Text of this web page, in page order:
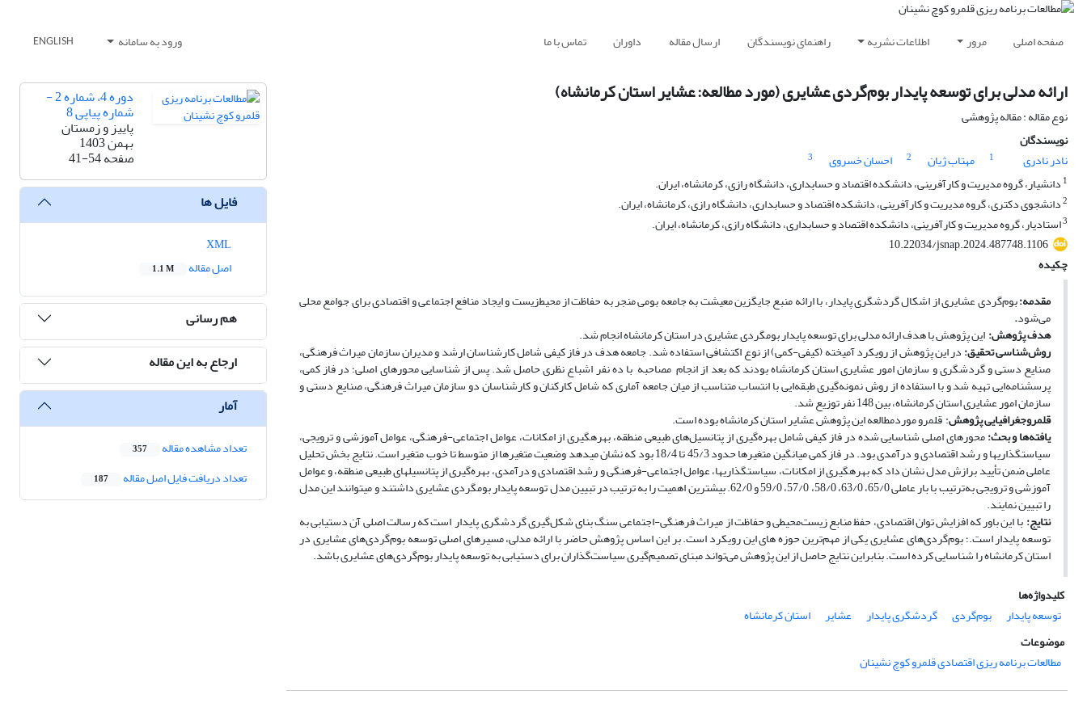
صفحه اصلی مرور اطلاعات نشریه راهنمای نویسندگان ارسال مقاله داوران تماس با ما ورود به سامانه ENGLISH
ارائه مدلی برای توسعه پایدار بوم‌گردی عشایری (مورد مطالعه: عشایر استان کرمانشاه)
نوع مقاله : مقاله پژوهشی
نویسندگان
نادر نادری
1 مهتاب ژیان 2 احسان خسروی
3
1 دانشیار، گروه مدیریت و کارآفرینی، دانشکده اقتصاد و حسابداری، دانشگاه رازی، کرمانشاه، ایران.
2دانشجوی دکتری، گروه مدیریت و کارآفرینی، دانشکده اقتصاد و حسابداری، دانشگاه رازی، کرمانشاه، ایران.
3استادیار، گروه مدیریت و کارآفرینی، دانشکده اقتصاد و حسابداری، دانشگاه رازی، کرمانشاه، ایران.
10.22034/jsnap.2024.487748.1106
چکیده
مقدمه:بوم‌گردی عشایری از اشکال گردشگری پایدار، با ارائه منبع جایگزین معیشت به جامعه بومی منجر به حفاظت از محیط‌زیست و ایجاد منافع اجتماعی و اقتصادی برای جوامع محلی
می‌شود.
هدف پژوهش:این پژوهش با هدف ارائه مدلی برای توسعه پایدار بوم­گردی عشایری در استان کرمانشاه انجام شد.
روش‌شناسی تحقیق:در این پژوهش از رویکرد آمیخته (کیفی-کمی) از نوع اکتشافی استفاده شد. جامعه هدف در فاز کیفی شامل کارشناسان ارشد و مدیران سازمان میراث فرهنگی،
صنایع دستی و گردشگری و سازمان امور عشایری استان کرمانشاه بودند که بعد از انجام مصاحبه با ده نفر اشباع نظری حاصل شد. پس از شناسایی محورهای اصلی؛ در فاز کمی،
پرسشنامه‌ایی تهیه شد و با استفاده از روش نمونه‌گیری طبقه‌ایی با انتساب متناسب از میان جامعه آماری که شامل کارکنان و کارشناسان دو سازمان میراث فرهنگی، صنایع دستی و
سازمان امور عشایری استان کرمانشاه، بین 148 نفر توزیع شد.
قلمروجغرافیایی پژوهش: قلمرو مورد‌مطالعه این پژوهش عشایر استان کرمانشاه بوده است.
یافته‌ها و بحث:محورهای اصلی شناسایی شده در فاز کیفی شامل بهره‌گیری از پتانسیل‌های طبیعی منطقه، بهره­گیری از امکانات، عوامل اجتماعی-فرهنگی، عوامل آموزشی و ترویجی،
سیاست­گذاری­ها و رشد اقتصادی و درآمدی بود. در فاز کمی میانگین متغیرها حدود 45/3 تا 18/4 بود که نشان می­دهد وضعیت متغیرها از متوسط تا خوب متغیر است. نتایج بخش تحلیل
عاملی ضمن تأیید برازش مدل نشان داد که بهره­گیری از امکانات، سیاست­گذاری­ها، عوامل اجتماعی-فرهنگی و رشد اقتصادی و درآمدی، بهره‌گیری از پتانسیل­های طبیعی منطقه، و عوامل
آموزشی و ترویجی به‌ترتیب با بار عاملی 65/0، 63/0، 58/0، 57/0، 59/0 و 62/0. بیشترین اهمیت را به ترتیب در تبیین مدل توسعه پایدار بوم­گردی عشایری داشتند و می­توانند این مدل
را تبیین نمایند.
نتایج:با این باور که افزایش توان اقتصادی، حفظ منابع زیست‌محیطی و حفاظت از میراث فرهنگی-اجتماعی سنگ بنای شکل‌گیری گردشگری پایدار است که رسالت اصلی آن دستیابی به
توسعه پایدار است.؛ بوم‌گردی‌های عشایری یکی از مهم‌ترین حوزه های این رویکرد است. بر این اساس پژوهش حاضر با ارائه مدلی، مسیرهای اصلی توسعه بوم‌گردی‌های عشایری در
استان کرمانشاه را شناسایی کرده است. بنابراین نتایج حاصل از این پژوهش می‌تواند مبنای تصمیم‌گیری سیاست‌گذاران برای دستیابی به توسعه پایدار بوم‌گردی‌های عشایری باشد.
کلیدواژه‌ها
توسعه پایدار
بوم‌گردی گردشگری پایدار عشایر
استان کرمانشاه
موضوعات
مطالعات برنامه ریزی اقتصادی قلمرو کوچ نشینان
دوره 4، شماره 2 -
شماره پیاپی 8
پاییز و زمستان
بهمن 1403
صفحه41-54
فایل ها
اصل مقاله
1.1 M
هم رسانی
ارجاع به این مقاله
آمار
تعداد مشاهده مقاله 357
تعداد دریافت فایل اصل مقاله 187